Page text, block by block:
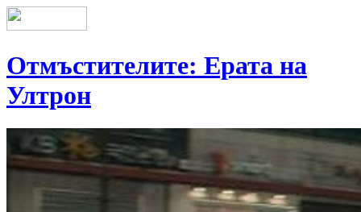
Отмъстителите: Ерата на
Ултрон